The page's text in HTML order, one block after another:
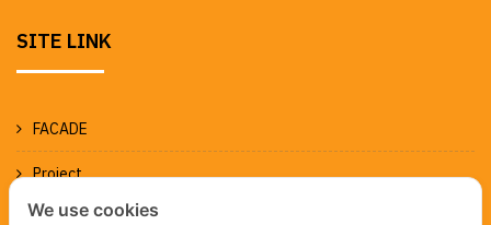
SITE LINK
FACADE
Project
News
We use cookies